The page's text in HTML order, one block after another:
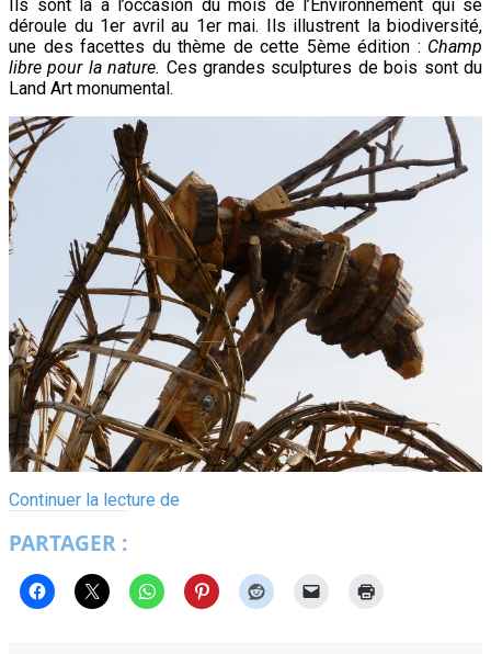
2022
Ils sont là à l’occasion du mois de l’Environnement qui se
déroule du 1er avril au 1er mai. Ils illustrent la biodiversité,
une des facettes du thème de cette 5ème édition : Champ
libre pour la nature. Ces grandes sculptures de bois sont du
Land Art monumental.
Continuer la lecture de
de
l’environnement
PARTAGER :